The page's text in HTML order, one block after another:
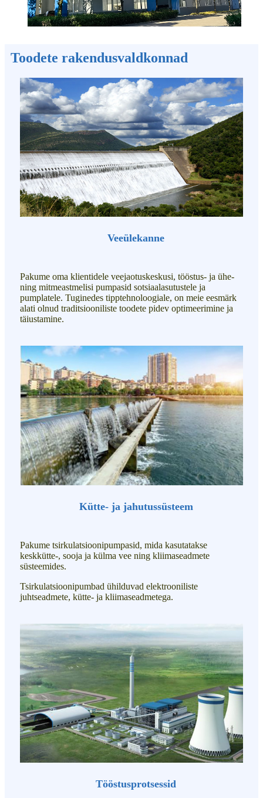
Toodete rakendusvaldkonnad
Veeülekanne
Pakume oma klientidele veejaotuskeskusi, tööstus- ja ühe-
ning mitmeastmelisi pumpasid sotsiaalasutustele ja
pumplatele. Tuginedes tipptehnoloogiale, on meie eesmärk
alati olnud traditsiooniliste toodete pidev optimeerimine ja
täiustamine.
Kütte- ja jahutussüsteem
Pakume tsirkulatsioonipumpasid, mida kasutatakse
keskkütte-, sooja ja külma vee ning kliimaseadmete
süsteemides.
Tsirkulatsioonipumbad ühilduvad elektrooniliste
juhtseadmete, kütte- ja kliimaseadmetega.
Tööstusprotsessid